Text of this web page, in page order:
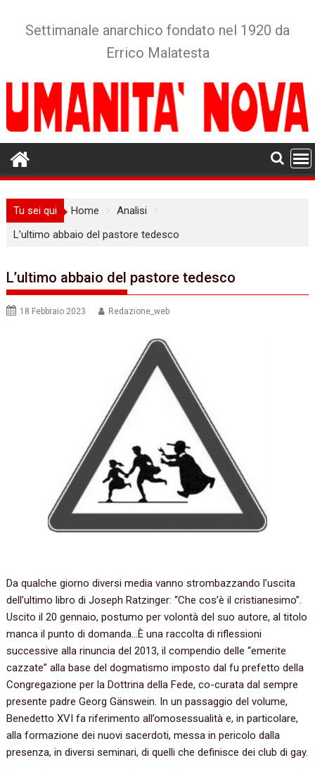
Settimanale anarchico fondato nel 1920 da
Errico Malatesta
Tu sei qui Home
Analisi
L’ultimo abbaio del pastore tedesco
L’ultimo abbaio del pastore tedesco
18 Febbraio 2023 Redazione_web
Da qualche giorno diversi media vanno strombazzando l’uscita
dell’ultimo libro di Joseph Ratzinger: “Che cos’è il cristianesimo”.
Uscito il 20 gennaio, postumo per volontà del suo autore, al titolo
manca il punto di domanda…È una raccolta di riflessioni
successive alla rinuncia del 2013, il compendio delle “emerite
cazzate” alla base del dogmatismo imposto dal fu prefetto della
Congregazione per la Dottrina della Fede, co-curata dal sempre
presente padre Georg Gänswein. In un passaggio del volume,
Benedetto XVI fa riferimento all’omosessualità e, in particolare,
alla formazione dei nuovi sacerdoti, messa in pericolo dalla
presenza, in diversi seminari, di quelli che definisce dei club di gay.